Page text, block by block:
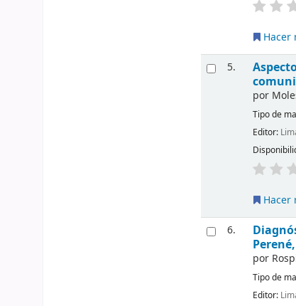
Hacer
5.
por
Tipo de
Editor:
Hacer
6.
por
Tipo de
Editor: